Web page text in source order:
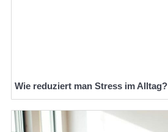
Wie reduziert man Stress im Alltag?